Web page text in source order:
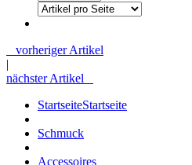
vorheriger Artikel
|
nächster Artikel
StartseiteStartseite
Schmuck
Accessoires